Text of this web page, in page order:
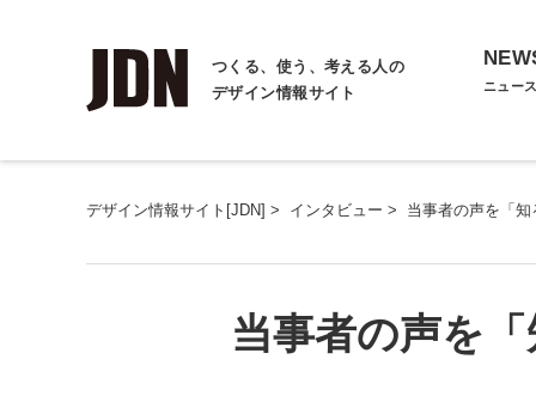
つくる、使う、考える人の
デザイン情報サイト
ニュース
デザイン情報サイト[JDN] > インタビュー > 当事者の声を「知
当事者の声を